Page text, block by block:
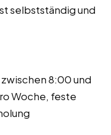
selbstständig und
8:00 und
Woche, feste